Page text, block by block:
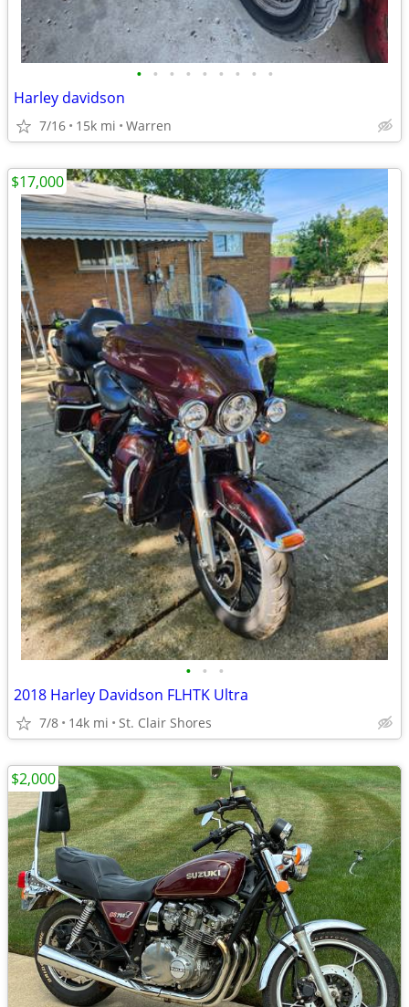
• • • • • • • • •
Harley davidson
7/16 15k mi Warren
• • •
2018 Harley Davidson FLHTK Ultra
7/8 14k mi St. Clair Shores
$17,000
$2,000